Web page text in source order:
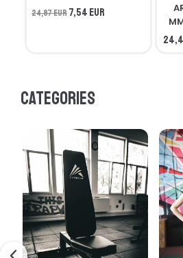
24,87 EUR7,54 EUR
Categories